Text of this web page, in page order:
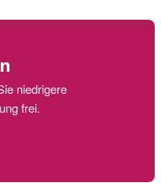
niedrigere
frei.